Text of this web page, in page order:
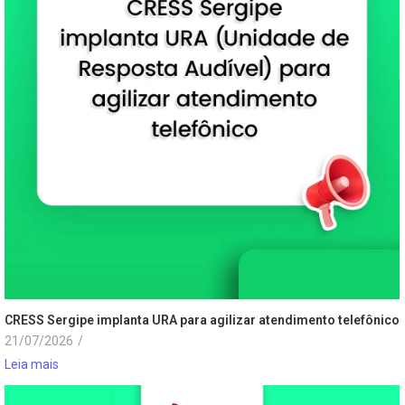
CRESS Sergipe implanta URA para agilizar atendimento telefônico
21/07/2026 /
Leia mais